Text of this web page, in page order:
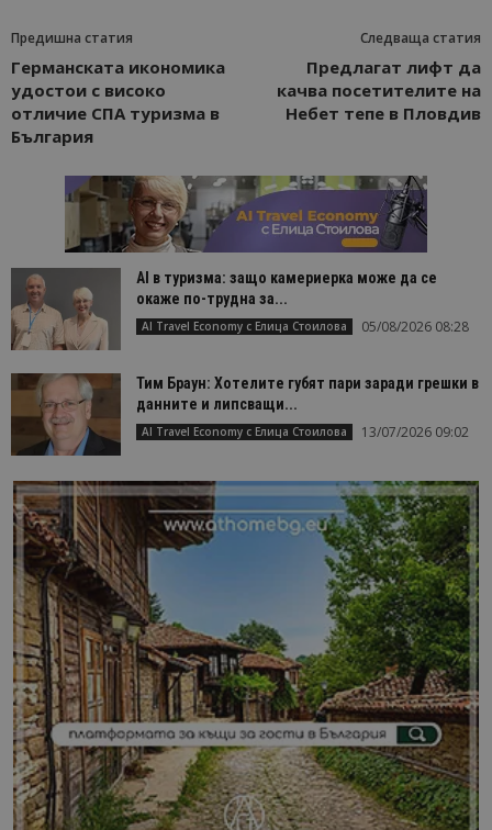
Предишна статия
Германската икономика
удостои с високо
отличие СПА туризма в
България
Следваща статия
Предлагат лифт да
качва посетителите на
Небет тепе в Пловдив
AI в туризма: защо камериерка може да се
окаже по-трудна за...
AI Travel Economy с Елица Стоилова 05/08/2026 08:28
Тим Браун: Хотелите губят пари заради грешки в
данните и липсващи...
AI Travel Economy с Елица Стоилова 13/07/2026 09:02